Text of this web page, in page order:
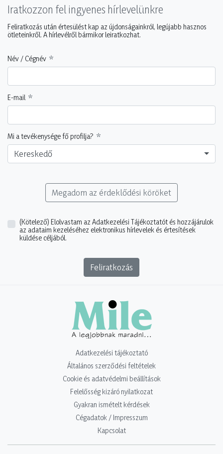
Iratkozzon fel ingyenes hírlevelünkre
Feliratkozás után értesülést kap az újdonságainkról, legújabb hasznos
ötleteinkről. A hírlevélről bármikor leiratkozhat.
Név / Cégnév
E-mail
Mi a tevékenysége fő profilja?
Kereskedő
Megadom az érdeklődési köröket
(Kötelező) Elolvastam az Adatkezelési Tájékoztatót és hozzájárulok
az adataim kezeléséhez elektronikus hírlevelek és értesítések
küldése céljából.
Feliratkozás
Adatkezelési tájékoztató
Általános szerződési feltételek
Cookie és adatvédelmi beállítások
Felelősség kizáró nyilatkozat
Gyakran ismételt kérdések
Cégadatok / Impresszum
Kapcsolat